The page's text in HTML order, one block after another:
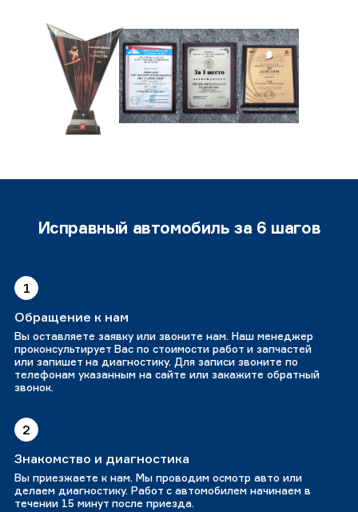
Исправный автомобиль за 6 шагов
1
Обращение к нам
Вы оставляете заявку или звоните нам. Наш менеджер
проконсультирует Вас по стоимости работ и запчастей
или запишет на диагностику. Для записи звоните по
телефонам указанным на сайте или закажите обратный
звонок.
2
Знакомство и диагностика
Вы приезжаете к нам. Мы проводим осмотр авто или
делаем диагностику. Работ с автомобилем начинаем в
течении 15 минут после приезда.